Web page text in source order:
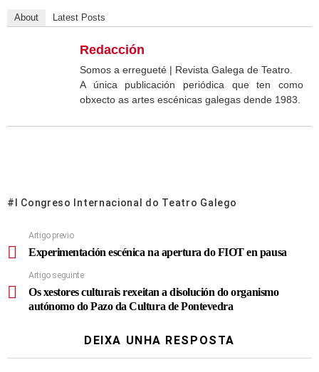
About Latest Posts
Redacción
Somos a erregueté | Revista Galega de Teatro.
A única publicación periódica que ten como
obxecto as artes escénicas galegas dende 1983.
I Congreso Internacional do Teatro Galego
Artigo previo
Experimentación escénica na apertura do FIOT en pausa
Artigo seguinte
Os xestores culturais rexeitan a disolución do organismo
autónomo do Pazo da Cultura de Pontevedra
DEIXA UNHA RESPOSTA